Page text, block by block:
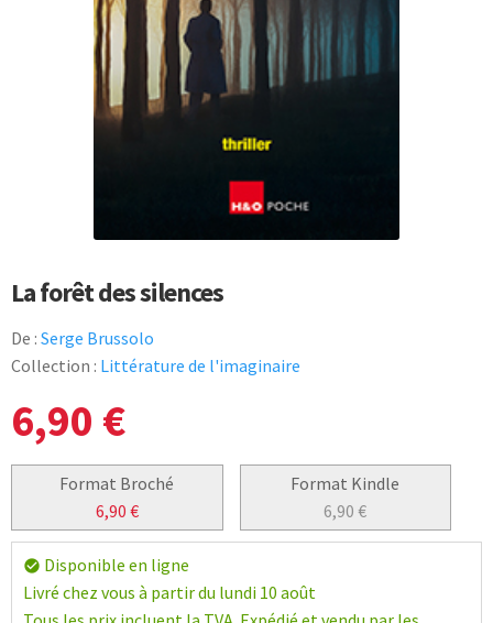
La forêt des silences
De : Serge Brussolo
Collection : Littérature de l'imaginaire
6,90 €
Format Broché
6,90 €
Format Kindle
6,90€
check_circle Disponible en ligne
Livré chez vous à partir du lundi 10 août